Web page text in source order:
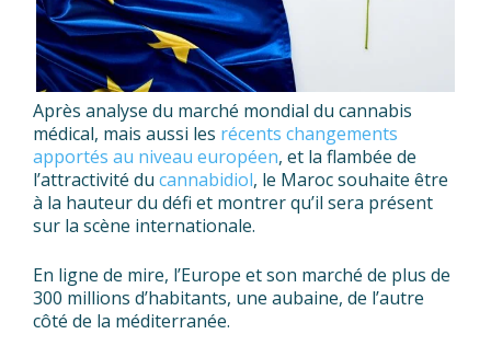
Après analyse du marché mondial du cannabis
médical, mais aussi les récents changements
apportés au niveau européen, et la flambée de
l’attractivité du cannabidiol, le Maroc souhaite être
à la hauteur du défi et montrer qu’il sera présent
sur la scène internationale.
En ligne de mire, l’Europe et son marché de plus de
300 millions d’habitants, une aubaine, de l’autre
côté de la méditerranée.